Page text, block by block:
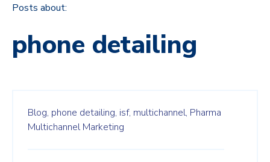
Posts about:
phone detailing
Blog, phone detailing, isf, multichannel, Pharma
Multichannel Marketing